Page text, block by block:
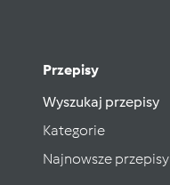
Przepisy
Wyszukaj przepisy
Kategorie
Najnowsze przepisy